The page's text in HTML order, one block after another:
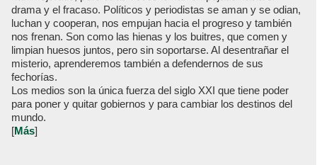
drama y el fracaso. Políticos y periodistas se aman y se odian,
luchan y cooperan, nos empujan hacia el progreso y también
nos frenan. Son como las hienas y los buitres, que comen y
limpian huesos juntos, pero sin soportarse. Al desentrañar el
misterio, aprenderemos también a defendernos de sus
fechorías.
Los medios son la única fuerza del siglo XXI que tiene poder
para poner y quitar gobiernos y para cambiar los destinos del
mundo.
[Más]